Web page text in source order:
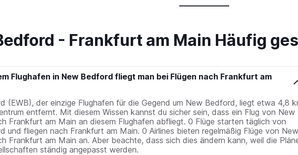
- Frankfurt am Main Häufig
Flughafen in New Bedford fliegt man bei Flügen nach Frankfurt am
(EWB), der einzige Flughafen für die Gegend um New Bedford, liegt etwa 4,8
entfernt. Mit diesem Wissen kannst du sicher sein, dass ein Flug von New
Frankfurt am Main an diesem Flughafen abfliegt. 0 Flüge starten täglich von
und fliegen nach Frankfurt am Main. 0 Airlines bieten regelmäßig Flüge von New
Frankfurt am Main an. Aber beachte, dass sich dies ändern kann, weil die
ständig angepasst werden.